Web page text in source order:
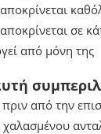
σε
από μόνη της
από την